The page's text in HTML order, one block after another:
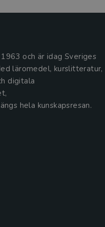
och är idag Sveriges
läromedel, kurslitteratur,
digitala
hela kunskapsresan.